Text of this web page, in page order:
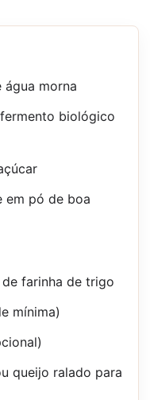
morna
biológico
em pó de boa
farinha de trigo
mínima)
queijo ralado para